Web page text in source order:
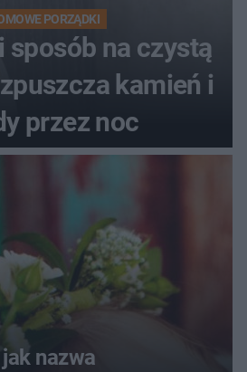
PORZĄDKI
sposób na czystą
kamień i
przez noc
nazwa